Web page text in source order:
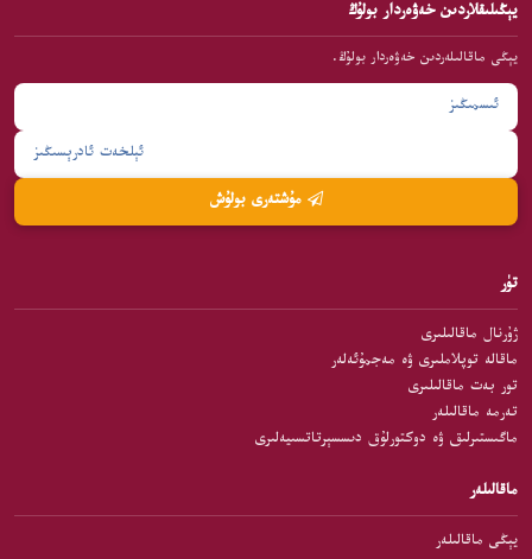
يېڭىلىقلاردىن خەۋەردار بولۇڭ
يېڭى ماقالىلەردىن خەۋەردار بولۇڭ.
تۈر
ژۇرنال ماقالىلىرى
ماقالە توپلاملىرى ۋە مەجمۇئەلەر
تور بەت ماقالىلىرى
تەرمە ماقالىلەر
ماگىستىرلىق ۋە دوكتورلۇق دىسسېرتاتسىيەلىرى
ماقالىلەر
يېڭى ماقالىلەر